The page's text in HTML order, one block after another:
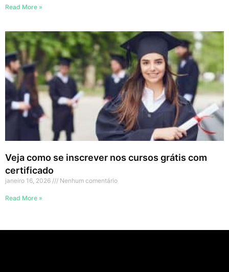
Read More »
Veja como se inscrever nos cursos grátis com
certificado
janeiro 16, 2026 Nenhum comentário
Read More »